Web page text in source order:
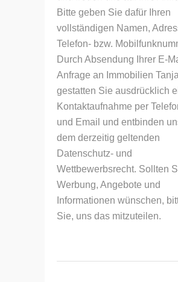
Bitte geben Sie dafür Ihren
vollständigen Namen,
Telefon- bzw.
Durch Absendung Ihrer E-
Anfrage an Immobilien
gestatten Sie ausdrücklich
Kontaktaufnahme per
und Email und entbinden
dem derzeitig geltenden
Datenschutz- und
Wettbewerbsrecht. Sollten
Werbung, Angebote und
Informationen wünschen,
Sie, uns das mitzuteilen.